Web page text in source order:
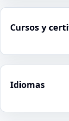
Cursos y
Idiomas